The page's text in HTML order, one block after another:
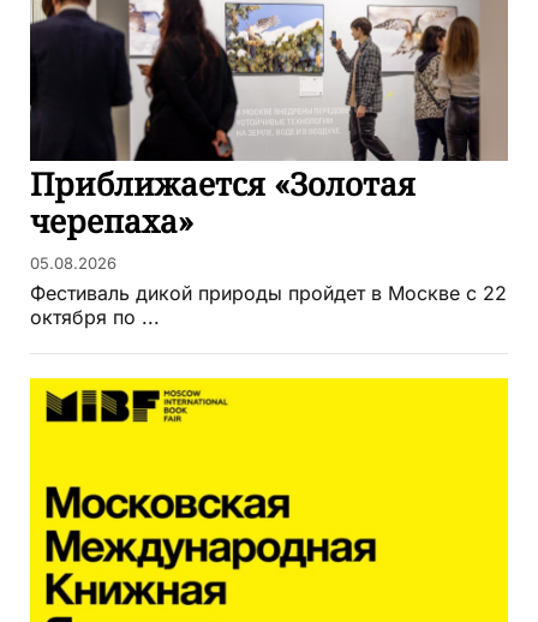
Приближается «Золотая
черепаха»
05.08.2026
Фестиваль дикой природы пройдет в Москве с 22
октября по ...